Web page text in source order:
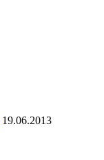
19.06.2013